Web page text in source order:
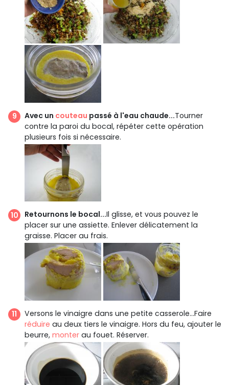
Avec un couteau passé à l'eau chaude...Tourner
contre la paroi du bocal, répéter cette opération
plusieurs fois si nécessaire.
Retournons le bocal...Il glisse, et vous pouvez le
placer sur une assiette. Enlever délicatement la
graisse. Placer au frais.
Versons le vinaigre dans une petite casserole...Faire
réduire au deux tiers le vinaigre. Hors du feu, ajouter le
beurre, monter au fouet. Réserver.